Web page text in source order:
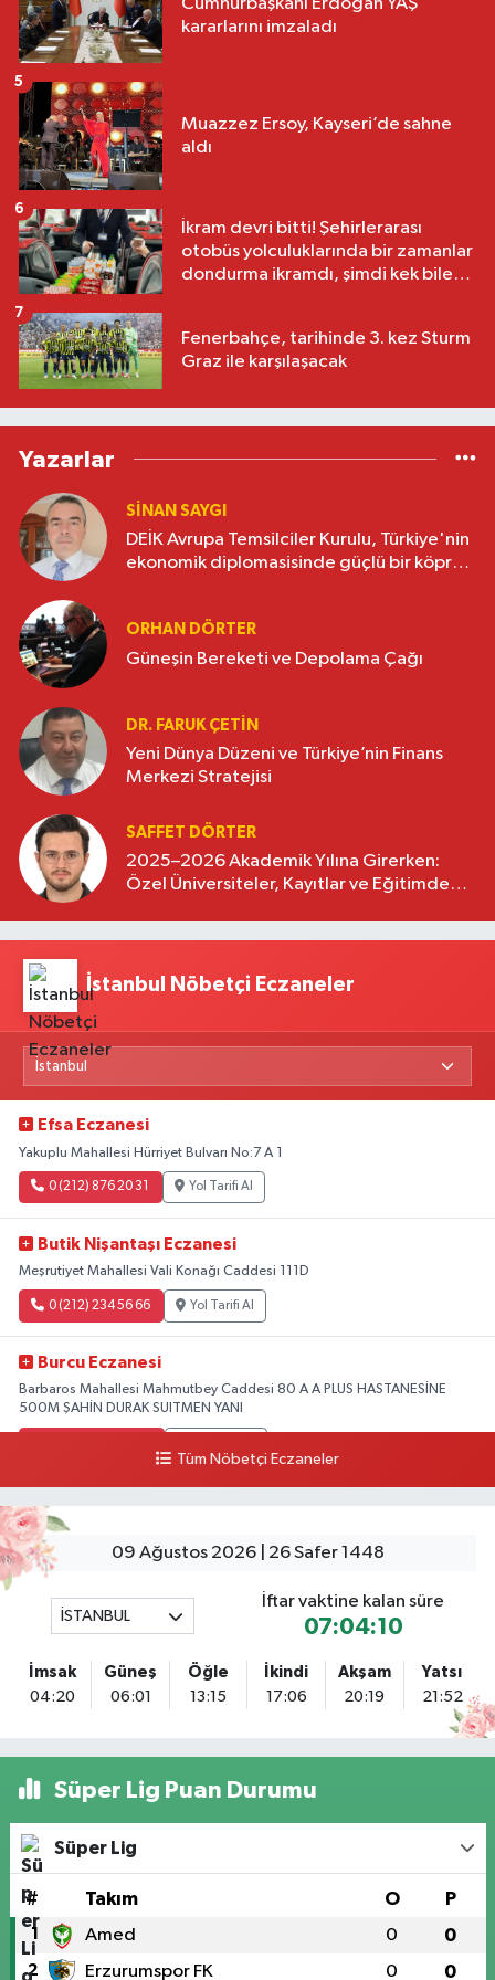
Cumhurbaşkanı Erdoğan YAŞ
kararlarını imzaladı
Muazzez Ersoy, Kayseri’de sahne
aldı
5
İkram devri bitti! Şehirlerarası
otobüs yolculuklarında bir zamanlar
dondurma ikramdı, şimdi kek bile
6
Fenerbahçe, tarihinde 3. kez Sturm
Graz ile karşılaşacak
7
Yazarlar
SINAN SAYGI
DEİK Avrupa Temsilciler Kurulu, Türkiye'nin
ekonomik diplomasisinde güçlü bir köprü
ORHAN DÖRTER
Güneşin Bereketi ve Depolama Çağı
DR. FARUK ÇETİN
Yeni Dünya Düzeni ve Türkiye’nin Finans
Merkezi Stratejisi
SAFFET DÖRTER
2025–2026 Akademik Yılına Girerken:
Özel Üniversiteler, Kayıtlar ve Eğitimde
İstanbul Nöbetçi Eczaneler
Efsa Eczanesi
Yakuplu Mahallesi Hürriyet Bulvarı No:7 A 1
0 (212) 876 20 31 Yol Tarifi Al
Butik Nişantaşı Eczanesi
Meşrutiyet Mahallesi Vali Konağı Caddesi 111D
0 (212) 234 56 66 Yol Tarifi Al
Burcu Eczanesi
Barbaros Mahallesi Mahmutbey Caddesi 80 A A PLUS HASTANESİNE
500M ŞAHİN DURAK SUITMEN YANI
Akşemsettin Mahallesi Akdeniz Caddesi No:12 A 41.01948179055185,
28.946705949073934
Tersane İstanbul Eczanesi
Camiikebir Mahallesi Taşkızak Tersanesi Caddesi 6 6B Tersane İstanbul
içerisi ama yol üzerinde
Fetih Mahallesi Hicazkar (Örnek Mah) Sokak Bağkur Sitesi No:10 1A
Yaman Eczanesi
Site Mahallesi Kaptanoğlu Okul Sokak No:44 A
Tüm Nöbetçi Eczaneler
09 Ağustos 2026 | 26 Safer 1448
İSTANBUL
İftar vaktine kalan süre
07:04:09
İmsak
04:20
Güneş
06:01
Öğle
13:15
İkindi
17:06
Akşam
20:19
Yatsı
21:52
Süper Lig Puan Durumu
Süper Lig
# Takım O P
1 Amed 0 0
2 Erzurumspor FK 0 0